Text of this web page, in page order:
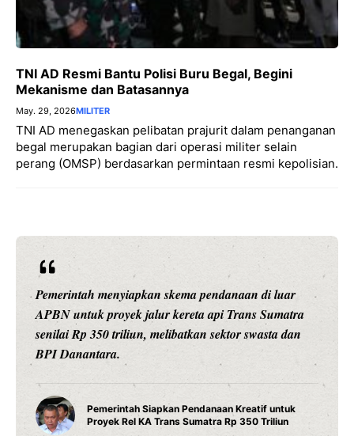
TNI AD Resmi Bantu Polisi Buru Begal, Begini
Mekanisme dan Batasannya
May. 29, 2026MILITER
TNI AD menegaskan pelibatan prajurit dalam penanganan
begal merupakan bagian dari operasi militer selain
perang (OMSP) berdasarkan permintaan resmi kepolisian.
Pemerintah menyiapkan skema pendanaan di luar
APBN untuk proyek jalur kereta api Trans Sumatra
senilai Rp 350 triliun, melibatkan sektor swasta dan
BPI Danantara.
Pemerintah Siapkan Pendanaan Kreatif untuk
Proyek Rel KA Trans Sumatra Rp 350 Triliun